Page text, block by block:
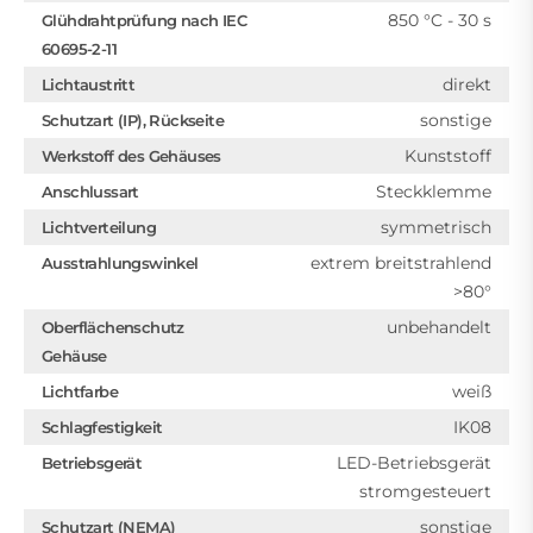
Glühdrahtprüfung nach IEC
60695-2-11
850 °C - 30 s
Lichtaustritt direkt
Schutzart (IP), Rückseite sonstige
Werkstoff des Gehäuses Kunststoff
Anschlussart Steckklemme
Lichtverteilung symmetrisch
Ausstrahlungswinkel
extrem breitstrahlend
>80°
Oberflächenschutz
Gehäuse
unbehandelt
Lichtfarbe weiß
Schlagfestigkeit IK08
Betriebsgerät
LED-Betriebsgerät
stromgesteuert
Schutzart (NEMA) sonstige